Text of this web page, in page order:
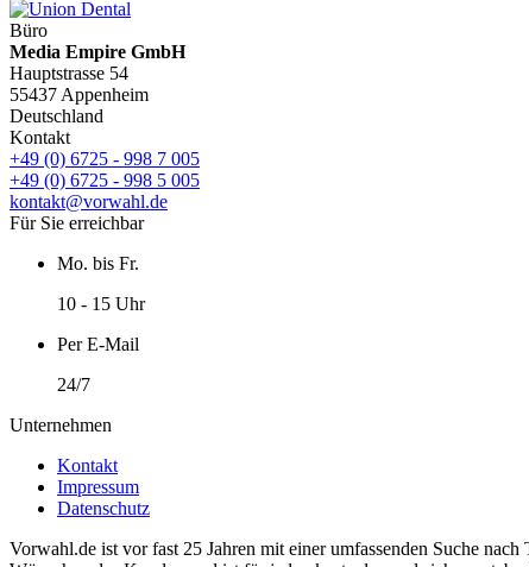
Büro
Media Empire GmbH
Hauptstrasse 54
55437 Appenheim
Deutschland
Kontakt
+49 (0) 6725 - 998 7 005
+49 (0) 6725 - 998 5 005
kontakt@vorwahl.de
Für Sie erreichbar
Mo. bis Fr.
10 - 15 Uhr
Per E-Mail
24/7
Unternehmen
Kontakt
Impressum
Datenschutz
Vorwahl.de ist vor fast 25 Jahren mit einer umfassenden Suche